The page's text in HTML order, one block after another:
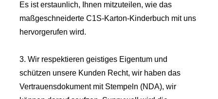
Es ist erstaunlich, Ihnen mitzuteilen, wie das
maßgeschneiderte C1S-Karton-Kinderbuch mit uns
hervorgerufen wird.
3. Wir respektieren geistiges Eigentum und
schützen unsere Kunden Recht, wir haben das
Vertrauensdokument mit Stempeln (NDA), wir